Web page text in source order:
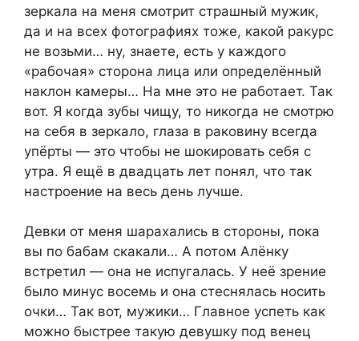
зеркала на меня смотрит страшный мужик,
да и на всех фотографиях тоже, какой ракурс
не возьми… ну, знаете, есть у каждого
«рабочая» сторона лица или определённый
наклон камеры… На мне это не работает. Так
вот. Я когда зубы чищу, то никогда не смотрю
на себя в зеркало, глаза в раковину всегда
упёрты — это чтобы не шокировать себя с
утра. Я ещё в двадцать лет понял, что так
настроение на весь день лучше.
Девки от меня шарахались в стороны, пока
вы по бабам скакали… А потом Алёнку
встретил — она не испугалась. У неё зрение
было минус восемь и она стеснялась носить
очки… Так вот, мужики… Главное успеть как
можно быстрее такую девушку под венец